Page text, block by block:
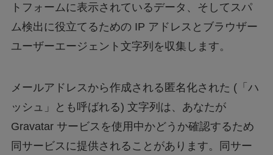
トフォームに表示されているデータ、そしてスパ
ム検出に役立てるための IP アドレスとブラウザー
ユーザーエージェント文字列を収集します。
メールアドレスから作成される匿名化された (「ハ
ッシュ」とも呼ばれる) 文字列は、あなたが
Gravatar サービスを使用中かどうか確認するため
同サービスに提供されることがあります。同サー